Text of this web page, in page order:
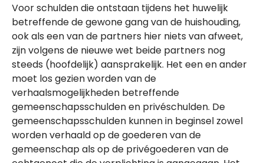
Voor schulden die ontstaan tijdens het huwelijk
betreffende de gewone gang van de huishouding,
ook als een van de partners hier niets van afweet,
zijn volgens de nieuwe wet beide partners nog
steeds (hoofdelijk) aansprakelijk. Het een en ander
moet los gezien worden van de
verhaalsmogelijkheden betreffende
gemeenschapsschulden en privéschulden. De
gemeenschapsschulden kunnen in beginsel zowel
worden verhaald op de goederen van de
gemeenschap als op de privégoederen van de